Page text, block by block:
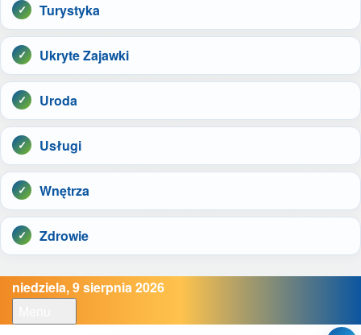
Turystyka
Ukryte Zajawki
Uroda
Usługi
Wnętrza
Zdrowie
niedziela, 9 sierpnia 2026